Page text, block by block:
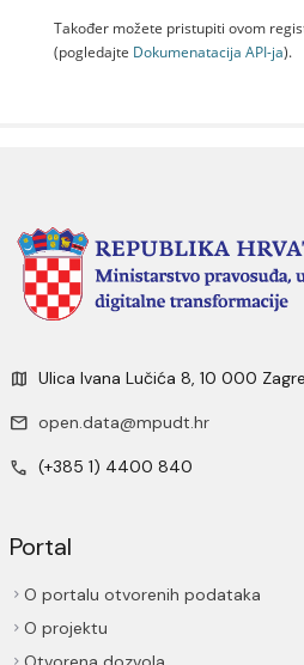
Također možete pristupiti ovom
(pogledajte Dokumenаtаcijа API-jа).